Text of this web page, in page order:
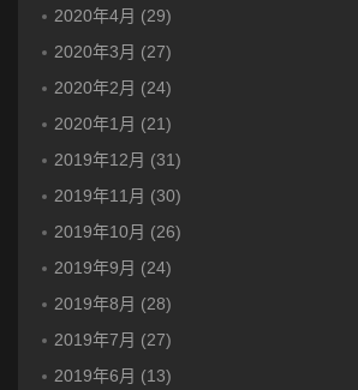
2020年4月 (29)
2020年3月 (27)
2020年2月 (24)
2020年1月 (21)
2019年12月 (31)
2019年11月 (30)
2019年10月 (26)
2019年9月 (24)
2019年8月 (28)
2019年7月 (27)
2019年6月 (13)